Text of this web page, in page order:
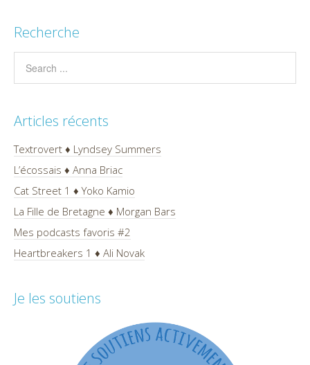
Recherche
Articles récents
Textrovert ♦ Lyndsey Summers
L’écossais ♦ Anna Briac
Cat Street 1 ♦ Yoko Kamio
La Fille de Bretagne ♦ Morgan Bars
Mes podcasts favoris #2
Heartbreakers 1 ♦ Ali Novak
Je les soutiens